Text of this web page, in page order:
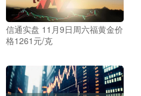
信通实盘 11月9日周六福黄金价
格1261元/克